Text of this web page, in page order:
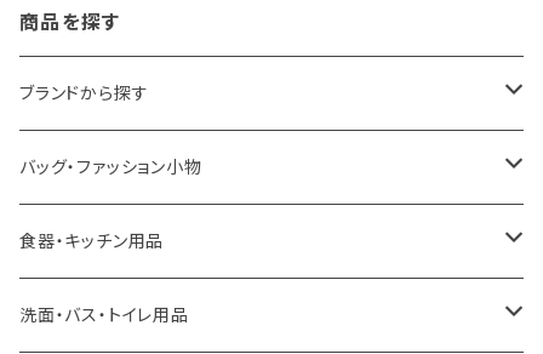
商品を探す
ブランドから探す
LOQI
ideaco
a.depeche
バッグ・ファッション小物
エコバッグ
アクセサリー
食器・キッチン用品
キッチンラック
洗面・バス・トイレ用品